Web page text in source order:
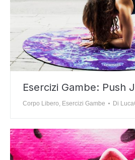
Esercizi Gambe: Push
Corpo Libero, Esercizi Gambe Di